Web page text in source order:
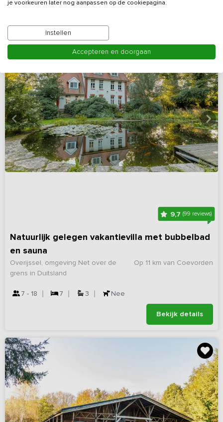
9,7(99 reviews)
Natuurlijk gelegen vakantievilla met bubbelbad
en sauna
Op 11 km van Coevorden
Overijssel, omgeving Net over de
grens in Duitsland
7 - 18 7 3 Nee
Bekijk details
je voorkeuren later nog aanpassen op de cookiepagina.
Instellen
Accepteren en doorgaan